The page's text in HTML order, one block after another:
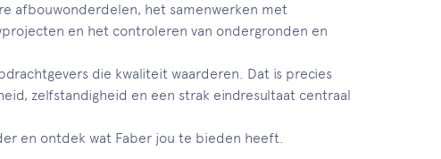
afbouwonderdelen, het samenwerken met
en het controleren van ondergronden en
die kwaliteit waarderen. Dat is precies
zelfstandigheid en een strak eindresultaat centraal
en ontdek wat Faber jou te bieden heeft.